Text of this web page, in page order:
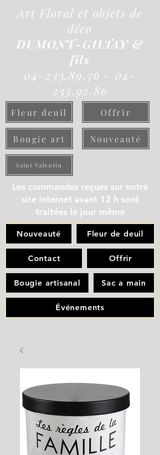
Art Floral et objets de
déco
DUMONT-GILTAY &
fils
04-233.89.76 - 04-
233.92.86
Fleur deuil Offrir
Bougie art Nouveauté
Saint Valentin
Les commandes reçues sur notre
site internet avant 12 h sont
traitées le jour même
Nouveauté Fleur de deuil
Contact Offrir
Bougie artisanal Sac a main
Événements